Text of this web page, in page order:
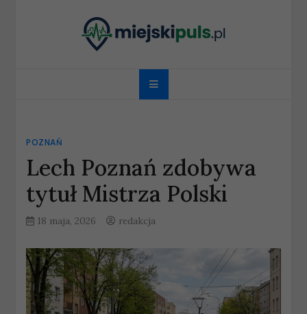
miejskipuls.pl
POZNAŃ
Lech Poznań zdobywa
tytuł Mistrza Polski
18 maja, 2026 redakcja